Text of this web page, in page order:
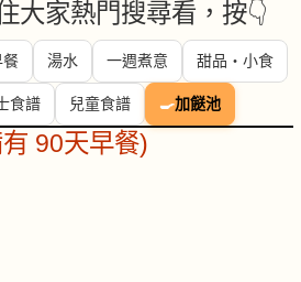
大家熱門搜尋看，按👇
餐 湯水 一週煮意 甜品・小食
食譜 兒童食譜 🍳加餸池
90天早餐)